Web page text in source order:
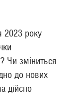
2023 року
Чи зміниться
до нових
дійсно